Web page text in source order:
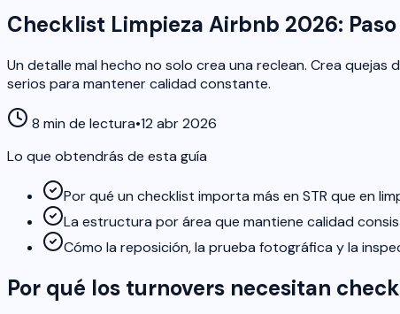
Checklist Limpieza Airbnb 2026: Paso
Un detalle mal hecho no solo crea una reclean. Crea
serios para mantener calidad constante.
8 min de lectura•12 abr 2026
Lo que obtendrás de esta guía
Por qué un checklist importa más en STR que en
La estructura por área que mantiene calidad
Cómo la reposición, la prueba fotográfica y la
Por qué los turnovers necesitan